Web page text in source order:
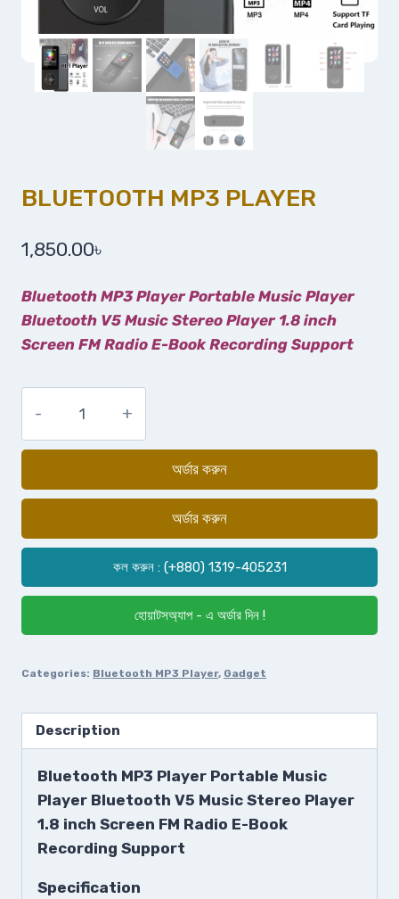
BLUETOOTH MP3 PLAYER
1,850.00৳
Bluetooth MP3 Player Portable Music Player
Bluetooth V5 Music Stereo Player 1.8 inch
Screen FM Radio E-Book Recording Support
অর্ডার করুন
অর্ডার করুন
কল করুন : (+880) 1319-405231
হোয়াটসঅ্যাপ - এ অর্ডার দিন !
Categories: Bluetooth MP3 Player, Gadget
Description
Bluetooth MP3 Player Portable Music
Player Bluetooth V5 Music Stereo Player
1.8 inch Screen FM Radio E-Book
Recording Support
Specification